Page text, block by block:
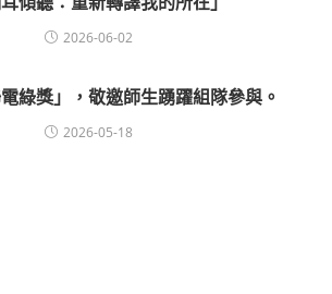
2026-06-02
電綠獎」，敬邀師生踴躍組隊參與。
2026-05-18